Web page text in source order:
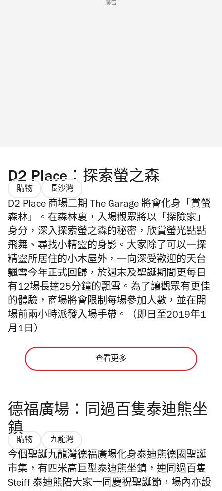
廣告
D2 Place：探索螢之森
購物 長沙灣
D2 Place 商場二期 The Garage 將會化身「賞螢
森林」。在森林裏，入場觀眾將以「探險家」
身分，深入探索螢之森的秘密，欣賞螢光點點
飛舞、尋找小精靈的身影。大家除了可以一探
精靈所居住的小木屋外，一向深受歡迎的天台
飄雪今年正式回歸，於週末及聖誕期間更每日
有12場長達25分鐘的飄雪。為了讓觀眾有更佳
的體驗，商場將會限制每場參加人數，並在開
場前兩小時派發入場手帶。（即日至2019年1
月1日）
查看更多
德福廣場：同過百隻泰迪熊坐
鎮
購物 九龍灣
今個聖誕九龍灣德福廣場化身泰迪熊德國聖誕
市集，有四米高巨型泰迪熊坐鎮，連同過百隻
Steiff 泰迪熊陪大家一同慶祝聖誕節，場內亦設